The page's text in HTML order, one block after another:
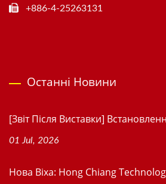
+886-4-25263131
Останні Новини
[Звіт Після Виставки]
01 Jul, 2026
Нова Віхa: Hong Chiang